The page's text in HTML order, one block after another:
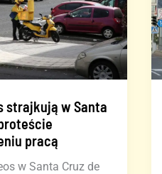
strajkują w Santa
pracą
w Santa Cruz de